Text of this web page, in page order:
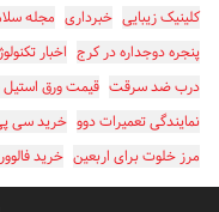
کلینیک زیبایی خبرداری مجله
پنجره دوجداره در کرج اخبار
درب ضد سرقت قیمت ورق استیل
نمایندگی تعمیرات دوو خرید سی
مرز خلوت برای اربعین خرید فالوور